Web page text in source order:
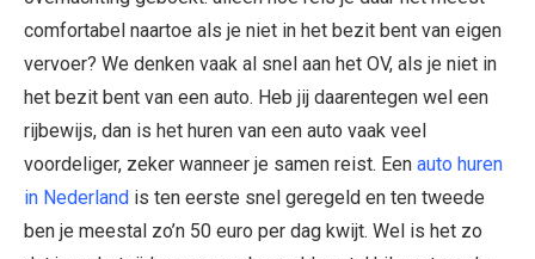
comfortabel naartoe als je niet in het bezit bent van eigen
vervoer? We denken vaak al snel aan het OV, als je niet in
het bezit bent van een auto. Heb jij daarentegen wel een
rijbewijs, dan is het huren van een auto vaak veel
voordeliger, zeker wanneer je samen reist. Een auto huren
in Nederland is ten eerste snel geregeld en ten tweede
ben je meestal zo’n 50 euro per dag kwijt. Wel is het zo